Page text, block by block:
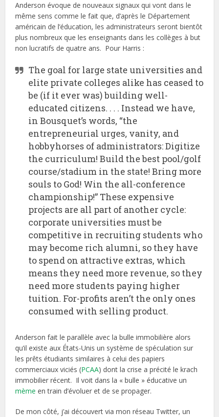
Anderson évoque de nouveaux signaux qui vont dans le
même sens comme le fait que, d’après le Département
américain de l’éducation, les administrateurs seront bientôt
plus nombreux que les enseignants dans les collèges à but
non lucratifs de quatre ans. Pour Harris :
The goal for large state universities and
elite private colleges alike has ceased to
be (if it ever was) building well-
educated citizens. . . . Instead we have,
in Bousquet’s words, “the
entrepreneurial urges, vanity, and
hobbyhorses of administrators: Digitize
the curriculum! Build the best pool/golf
course/stadium in the state! Bring more
souls to God! Win the all-conference
championship!” These expensive
projects are all part of another cycle:
corporate universities must be
competitive in recruiting students who
may become rich alumni, so they have
to spend on attractive extras, which
means they need more revenue, so they
need more students paying higher
tuition. For-profits aren’t the only ones
consumed with selling product.
Anderson fait le parallèle avec la bulle immobilière alors
qu’il existe aux États-Unis un système de spéculation sur
les prêts étudiants similaires à celui des papiers
commerciaux viciés (PCAA) dont la crise a précité le krach
immobilier récent. Il voit dans la « bulle » éducative un
mème en train d’évoluer et de se propager.
De mon côté, j’ai découvert via mon réseau Twitter, un